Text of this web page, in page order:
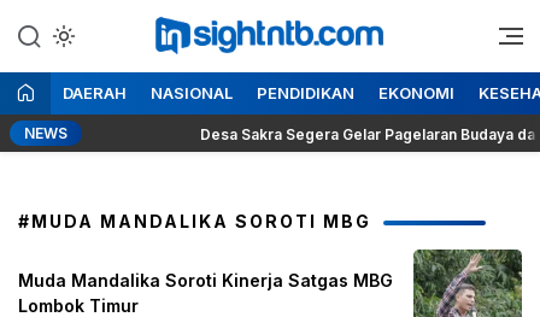
ke
konten
Insight NTB
Berita Seputar NTB
DAERAH NASIONAL PENDIDIKAN EKONOMI
NEWS Desa Sakra Segera Gelar Pagelaran Budaya dan
#MUDA MANDALIKA SOROTI MBG
Muda Mandalika Soroti Kinerja Satgas MBG
Lombok Timur